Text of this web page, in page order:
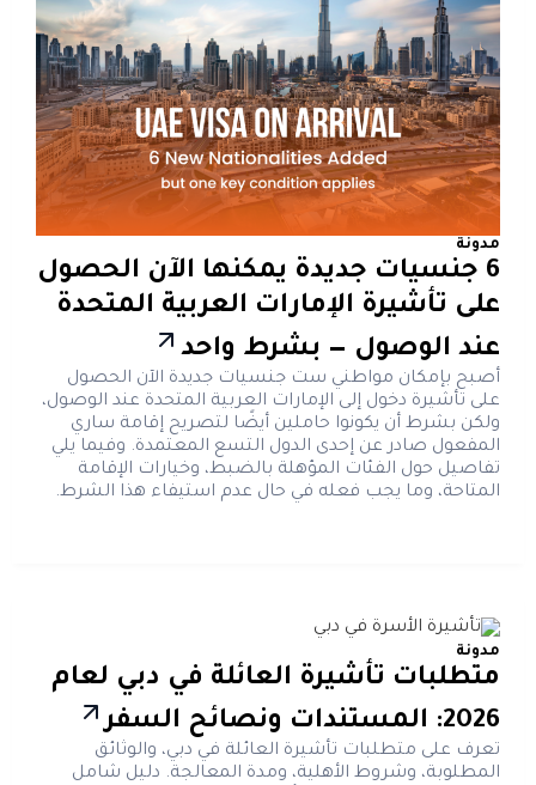
مدونة
6 جنسيات جديدة يمكنها الآن الحصول
على تأشيرة الإمارات العربية المتحدة
عند الوصول — بشرط واحد
أصبح بإمكان مواطني ست جنسيات جديدة الآن الحصول
على تأشيرة دخول إلى الإمارات العربية المتحدة عند الوصول،
ولكن بشرط أن يكونوا حاملين أيضًا لتصريح إقامة ساري
المفعول صادر عن إحدى الدول التسع المعتمدة. وفيما يلي
تفاصيل حول الفئات المؤهلة بالضبط، وخيارات الإقامة
المتاحة، وما يجب فعله في حال عدم استيفاء هذا الشرط.
مدونة
متطلبات تأشيرة العائلة في دبي لعام
2026: المستندات ونصائح السفر
تعرف على متطلبات تأشيرة العائلة في دبي، والوثائق
المطلوبة، وشروط الأهلية، ومدة المعالجة. دليل شامل